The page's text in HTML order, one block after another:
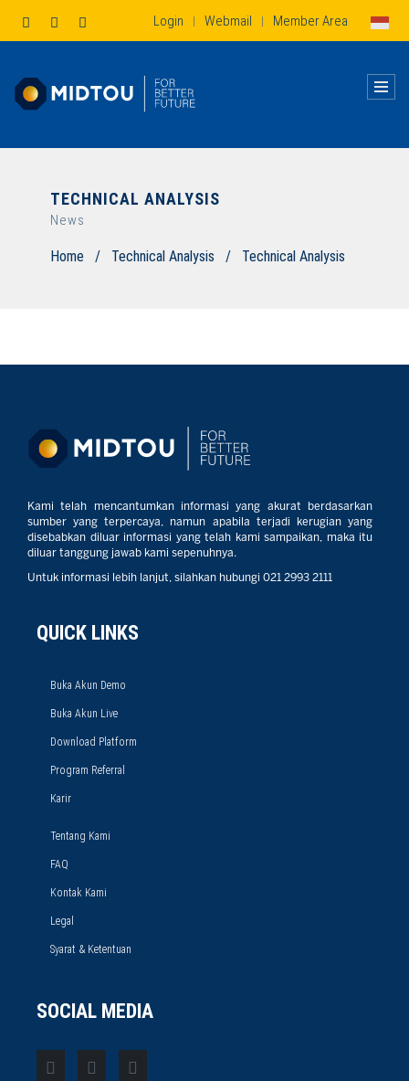
Login | Webmail | Member Area
TECHNICAL ANALYSIS
News
Home / Technical Analysis / Technical Analysis
Kami telah mencantumkan informasi yang akurat berdasarkan
sumber yang terpercaya, namun apabila terjadi kerugian yang
disebabkan diluar informasi yang telah kami sampaikan, maka itu
diluar tanggung jawab kami sepenuhnya.
Untuk informasi lebih lanjut, silahkan hubungi 021 2993 2111
QUICK LINKS
Buka Akun Demo
Buka Akun Live
Download Platform
Program Referral
Karir
Tentang Kami
FAQ
Kontak Kami
Legal
Syarat & Ketentuan
SOCIAL MEDIA